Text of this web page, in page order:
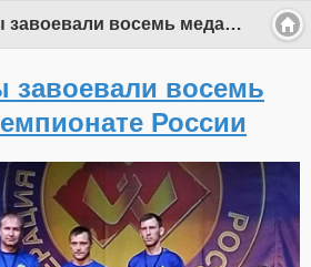
Армрестлеры завоевали восемь медалей на чемпионате России
завоевали восемь
России